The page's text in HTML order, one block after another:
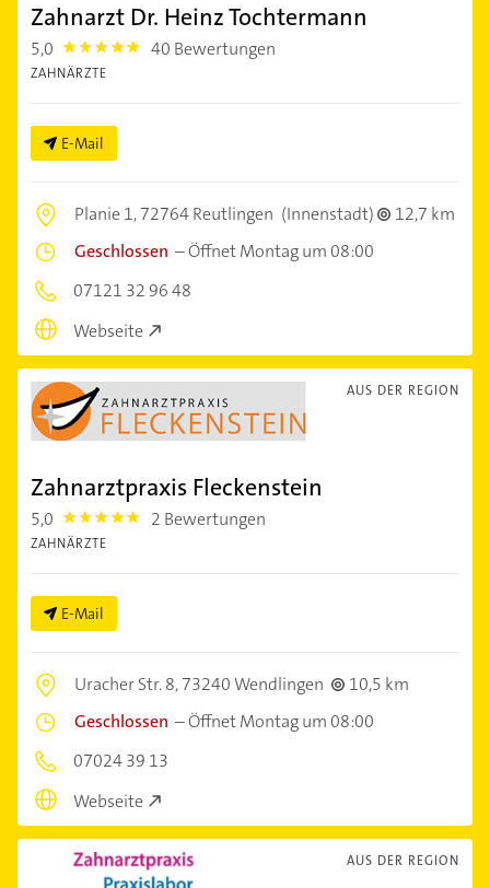
Zahnarzt Dr. Heinz Tochtermann
5,0 5.0 40 Bewertungen
ZAHNÄRZTE
E-Mail
Planie 1,72764 Reutlingen (Innenstadt)
12,7 km
Geschlossen –Öffnet Montag um 08:00
07121 32 96 48
Webseite
AUS DER REGION
Zahnarztpraxis Fleckenstein
5,0 5.0 2 Bewertungen
ZAHNÄRZTE
E-Mail
Uracher Str. 8,73240 Wendlingen
10,5 km
Geschlossen –Öffnet Montag um 08:00
07024 39 13
Webseite
AUS DER REGION